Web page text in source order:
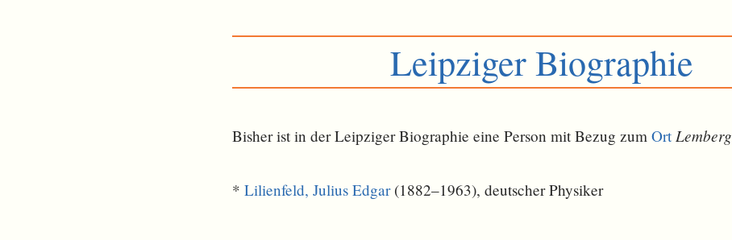
Leipziger Biographie
Bisher ist in der Leipziger Biographie eine Person mit Bezug zum Ort Lemberg
* Lilienfeld, Julius Edgar(1882–1963), deutscher Physiker